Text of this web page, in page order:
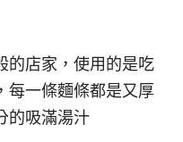
的店家，使用的是吃
每一條麵條都是又厚
的吸滿湯汁